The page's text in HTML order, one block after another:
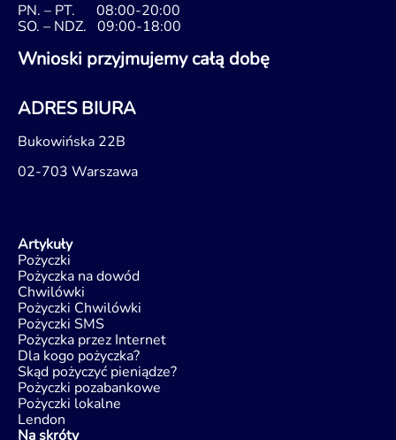
PN. – PT. 08:00-20:00
SO. – NDZ. 09:00-18:00
Wnioski przyjmujemy całą dobę
ADRES BIURA
Bukowińska 22B
02-703 Warszawa
Artykuły
Pożyczki
Pożyczka na dowód
Chwilówki
Pożyczki Chwilówki
Pożyczki SMS
Pożyczka przez Internet
Dla kogo pożyczka?
Skąd pożyczyć pieniądze?
Pożyczki pozabankowe
Pożyczki lokalne
Lendon
Na skróty